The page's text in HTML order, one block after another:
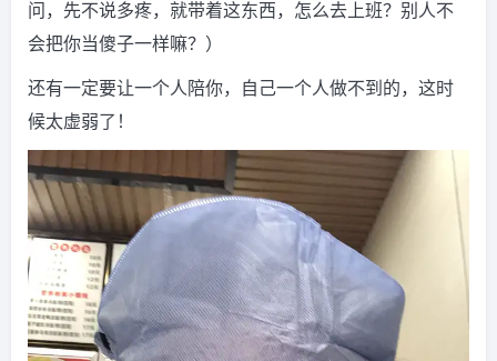
问，先不说多疼，就带着这东西，怎么去上班？别人不
会把你当傻子一样嘛？）
还有一定要让一个人陪你，自己一个人做不到的，这时
候太虚弱了！